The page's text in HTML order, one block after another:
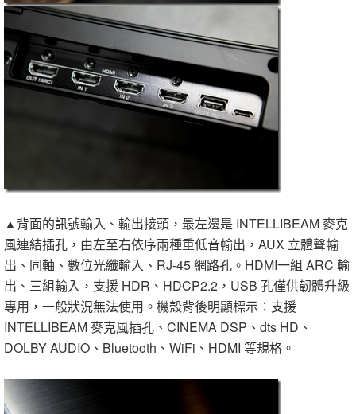
▲背面的訊號輸入、輸出接頭，最左邊是 INTELLIBEAM 麥克
風連結插孔，由左至右依序兩種重低音輸出，AUX 立體聲輸
出、同軸、數位光纖輸入、RJ-45 網路孔。HDMI一組 ARC 輸
出、三組輸入，支援 HDR、HDCP2.2，USB 孔僅供韌體升級
專用，一般狀況無法使用。機殼背後明顯標示：支援
INTELLIBEAM 麥克風插孔、CINEMA DSP、dts HD、
DOLBY AUDIO、Bluetooth、WiFi、HDMI 等規格。